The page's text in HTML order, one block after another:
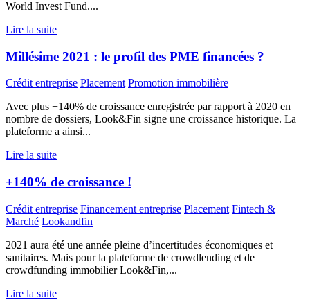
World Invest Fund....
Lire la suite
Millésime 2021 : le profil des PME financées ?
Crédit entreprise Placement Promotion immobilière
Avec plus +140% de croissance enregistrée par rapport à 2020 en
nombre de dossiers, Look&Fin signe une croissance historique. La
plateforme a ainsi...
Lire la suite
+140% de croissance !
Crédit entreprise Financement entreprise Placement Fintech &
Marché Lookandfin
2021 aura été une année pleine d’incertitudes économiques et
sanitaires. Mais pour la plateforme de crowdlending et de
crowdfunding immobilier Look&Fin,...
Lire la suite